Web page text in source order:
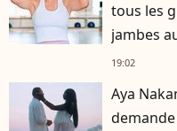
tous les
jambes
19:02
Aya